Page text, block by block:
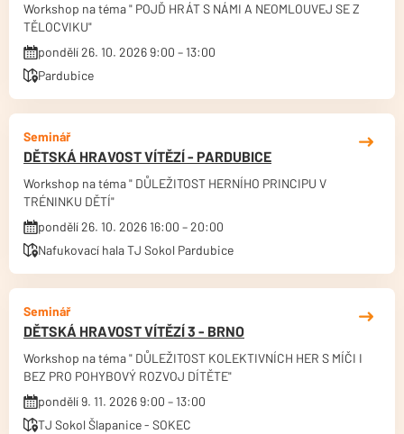
Workshop na téma " POJĎ HRÁT S NÁMI A NEOMLOUVEJ SE Z
TĚLOCVIKU"
pondělí 26. 10. 2026 9:00 – 13:00
Pardubice
Seminář
DĚTSKÁ HRAVOST VÍTĚZÍ - PARDUBICE
Workshop na téma " DŮLEŽITOST HERNÍHO PRINCIPU V
TRÉNINKU DĚTÍ"
pondělí 26. 10. 2026 16:00 – 20:00
Nafukovací hala TJ Sokol Pardubice
Seminář
DĚTSKÁ HRAVOST VÍTĚZÍ 3 - BRNO
Workshop na téma " DŮLEŽITOST KOLEKTIVNÍCH HER S MÍČI I
BEZ PRO POHYBOVÝ ROZVOJ DÍTĚTE"
pondělí 9. 11. 2026 9:00 – 13:00
TJ Sokol Šlapanice - SOKEC